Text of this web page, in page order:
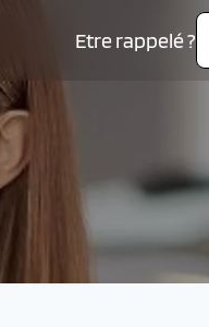
Etre rappelé ?